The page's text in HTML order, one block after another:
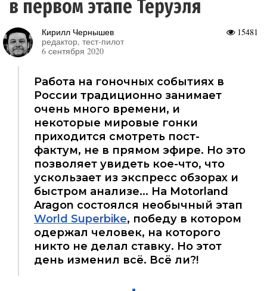
в первом этапе Теруэля
15481
Кирилл Чернышев
редактор, тест-пилот
6 сентября 2020
Работа на гоночных событиях в
России традиционно занимает
очень много времени, и
некоторые мировые гонки
приходится смотреть пост-
фактум, не в прямом эфире. Но это
позволяет увидеть кое-что, что
ускользает из экспресс обзорах и
быстром анализе... На Motorland
Aragon состоялся необычный этап
World Superbike, победу в котором
одержал человек, на которого
никто не делал ставку. Но этот
день изменил всё. Всё ли?!